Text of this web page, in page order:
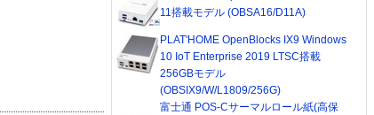
11搭載モデル (OBSA16/D11A)
PLAT'HOME OpenBlocks IX9 Windows
10 IoT Enterprise 2019 LTSC搭載
256GBモデル
(OBSIX9/W/L1809/256G)
富士通 POS-Cサーマルロール紙(高保